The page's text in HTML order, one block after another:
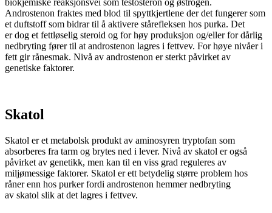
biokjemiske reaksjonsvei som testosteron og østrogen.
Androstenon fraktes med blod til spyttkjertlene der det fungerer som
et duftstoff som bidrar til å aktivere stårefleksen hos purka. Det
er dog et fettløselig steroid og for høy produksjon og/eller for dårlig
nedbryting fører til at androstenon lagres i fettvev. For høye nivåer i
fett gir rånesmak. Nivå av androstenon er sterkt påvirket av
genetiske faktorer.
Skatol
Skatol er et metabolsk produkt av aminosyren tryptofan som
absorberes fra tarm og brytes ned i lever. Nivå av skatol er også
påvirket av genetikk, men kan til en viss grad reguleres av
miljømessige faktorer. Skatol er ett betydelig større problem hos
råner enn hos purker fordi androstenon hemmer nedbryting
av skatol slik at det lagres i fettvev.